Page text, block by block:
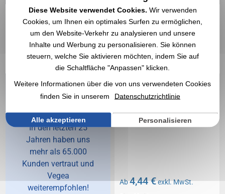
Vegea,
Spezialist
für
Werbeartikel
seit 1998
In den letzten 25
Jahren haben uns
mehr als 65.000
Kunden vertraut und
Vegea
weiterempfohlen!
Ab4,44 €exkl. MwSt.
Diese Website verwendet Cookies. Wir verwenden
Cookies, um Ihnen ein optimales Surfen zu ermöglichen,
um den Website-Verkehr zu analysieren und unsere
Inhalte und Werbung zu personalisieren. Sie können
steuern, welche Sie aktivieren möchten, indem Sie auf
die Schaltfläche "Anpassen" klicken.
Weitere Informationen über die von uns verwendeten Cookies
finden Sie in unserem
Datenschutzrichtlinie
Alle akzeptieren Personalisieren